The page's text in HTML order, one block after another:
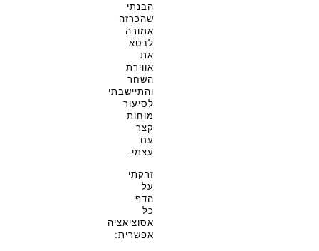
הבנתי
שהכרזה
אמורה
לבטא
את
אווירת
השחר
והתיישבתי
לסיעור
מוחות
קצר
עם
עצמי.
זרקתי
על
הדף
כל
אסוציאציה
אפשרית: